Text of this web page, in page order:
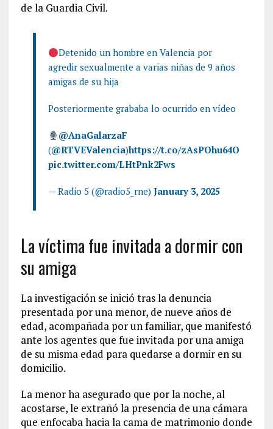
de la Guardia Civil.
Detenido un hombre en Valencia por
agredir sexualmente a varias niñas de 9 años
amigas de su hija
Posteriormente grababa lo ocurrido en vídeo
@AnaGalarzaF
(@RTVEValencia)https://t.co/zAsPOhu64O
pic.twitter.com/LHtPnk2Fws
— Radio 5 (@radio5_rne) January 3, 2025
La víctima fue invitada a dormir con
su amiga
La investigación se inició tras la denuncia
presentada por una menor, de nueve años de
edad, acompañada por un familiar, que manifestó
ante los agentes que fue invitada por una amiga
de su misma edad para quedarse a dormir en su
domicilio.
La menor ha asegurado que por la noche, al
acostarse, le extrañó la presencia de una cámara
que enfocaba hacia la cama de matrimonio donde